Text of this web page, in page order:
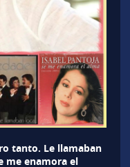
tanto. Le llamaban
me enamora el